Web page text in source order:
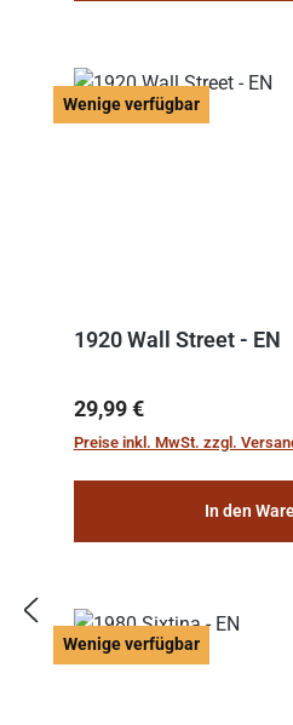
Wenige verfügbar
1920 Wall Street - EN
Regulärer Preis:
29,99 €
Preise inkl. MwSt. zzgl.
In den
Wenige verfügbar